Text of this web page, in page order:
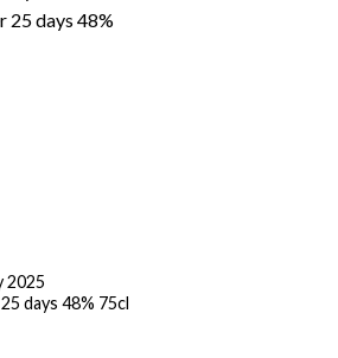
2025
days 48% 75cl